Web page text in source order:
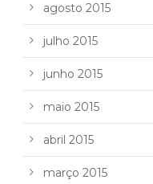
agosto 2015
julho 2015
junho 2015
maio 2015
abril 2015
março 2015